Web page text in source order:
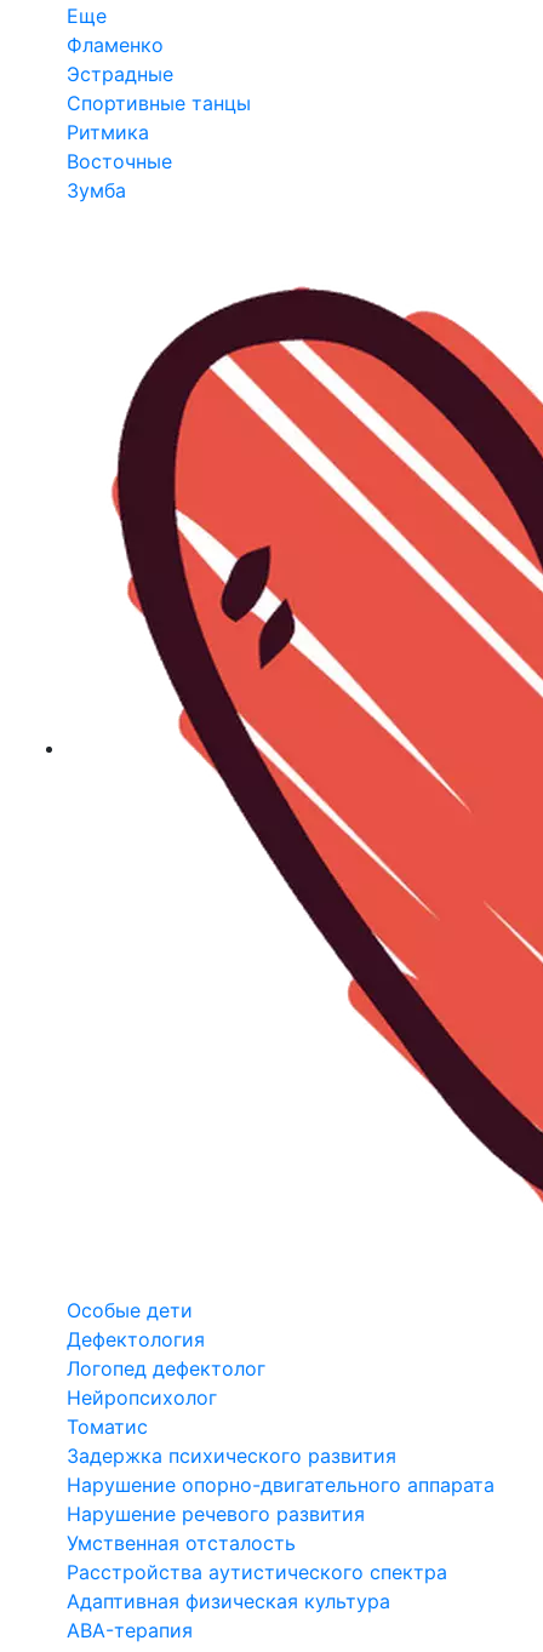
Еще
Фламенко
Эстрадные
Спортивные танцы
Ритмика
Восточные
Зумба
Особые дети
Дефектология
Логопед дефектолог
Нейропсихолог
Томатис
Задержка психического развития
Нарушение опорно-двигательного аппарата
Нарушение речевого развития
Умственная отсталость
Расстройства аутистического спектра
Адаптивная физическая культура
ABA-терапия